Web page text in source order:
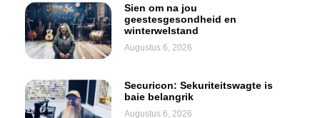
Sien om na jou
geestesgesondheid en
winterwelstand
Augustus 6, 2026
Securicon: Sekuriteitswagte is
baie belangrik
Augustus 6, 2026